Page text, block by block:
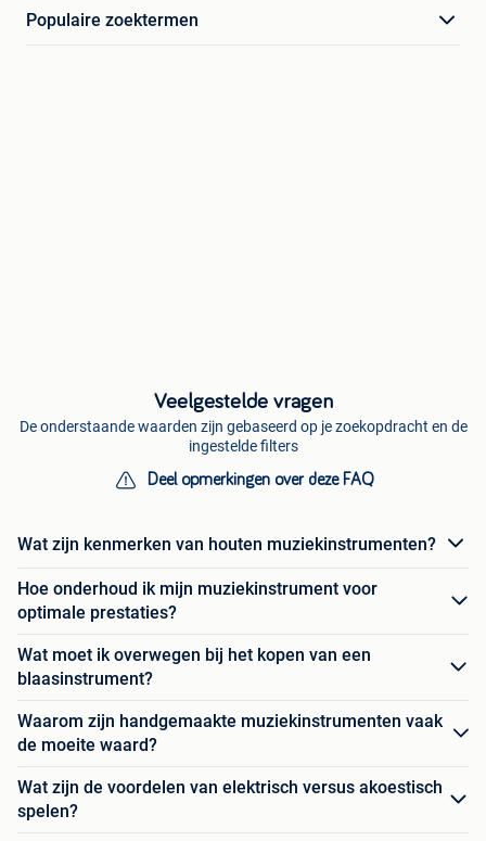
Populaire zoektermen
Veelgestelde vragen
De onderstaande waarden zijn gebaseerd op je zoekopdracht en de
ingestelde filters
Deel opmerkingen over deze FAQ
Wat zijn kenmerken van houten muziekinstrumenten?
Hoe onderhoud ik mijn muziekinstrument voor
optimale prestaties?
Wat moet ik overwegen bij het kopen van een
blaasinstrument?
Waarom zijn handgemaakte muziekinstrumenten vaak
de moeite waard?
Wat zijn de voordelen van elektrisch versus akoestisch
spelen?